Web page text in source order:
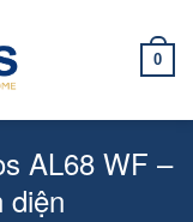
0
AL68 WF –
diện